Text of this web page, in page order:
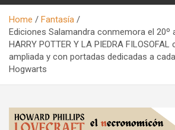
Home
Fantasía
Ediciones Salamandra conmemora el 20º
HARRY POTTER Y LA PIEDRA
ampliada y con portadas dedicadas a
Hogwarts